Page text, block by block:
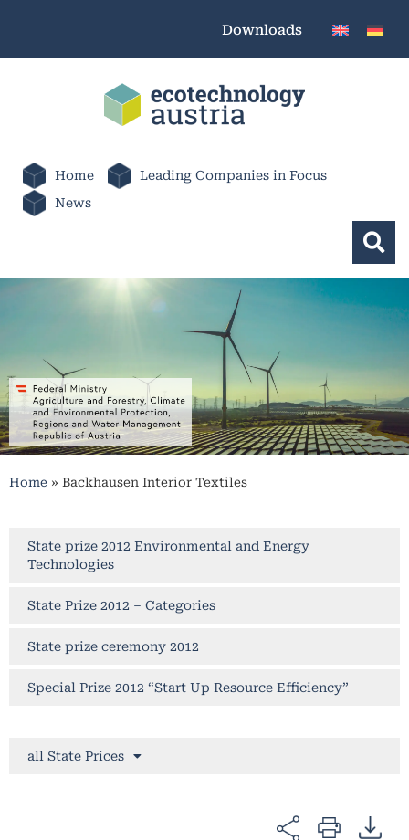
Downloads
Home
Leading Companies in Focus
News
Home » Backhausen Interior Textiles
State prize 2012 Environmental and Energy
Technologies
State Prize 2012 – Categories
State prize ceremony 2012
Special Prize 2012 “Start Up Resource Efficiency”
all State Prices